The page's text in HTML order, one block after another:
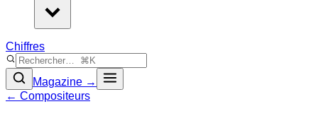
Chiffres
Magazine →
← Compositeurs